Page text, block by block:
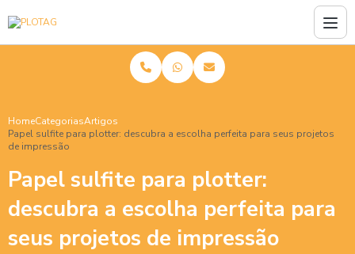
HomeCategoriasArtigos
Papel sulfite para plotter: descubra a escolha perfeita para seus projetos
de impressão
Papel sulfite para plotter:
descubra a escolha perfeita para
seus projetos de impressão